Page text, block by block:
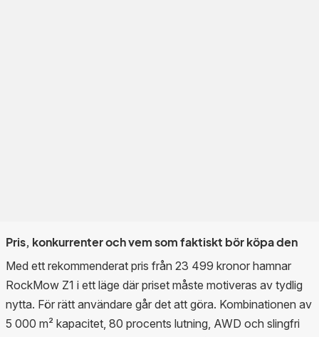
Pris, konkurrenter och vem som faktiskt bör köpa den
Med ett rekommenderat pris från 23 499 kronor hamnar
RockMow Z1 i ett läge där priset måste motiveras av tydlig
nytta. För rätt användare går det att göra. Kombinationen av
5 000 m² kapacitet, 80 procents lutning, AWD och slingfri